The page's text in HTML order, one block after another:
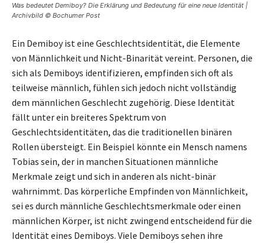
Was bedeutet Demiboy? Die Erklärung und Bedeutung für eine neue Identität |
Archivbild © Bochumer Post
Ein Demiboy ist eine Geschlechtsidentität, die Elemente
von Männlichkeit und Nicht-Binarität vereint. Personen, die
sich als Demiboys identifizieren, empfinden sich oft als
teilweise männlich, fühlen sich jedoch nicht vollständig
dem männlichen Geschlecht zugehörig. Diese Identität
fällt unter ein breiteres Spektrum von
Geschlechtsidentitäten, das die traditionellen binären
Rollen übersteigt. Ein Beispiel könnte ein Mensch namens
Tobias sein, der in manchen Situationen männliche
Merkmale zeigt und sich in anderen als nicht-binär
wahrnimmt. Das körperliche Empfinden von Männlichkeit,
sei es durch männliche Geschlechtsmerkmale oder einen
männlichen Körper, ist nicht zwingend entscheidend für die
Identität eines Demiboys. Viele Demiboys sehen ihre